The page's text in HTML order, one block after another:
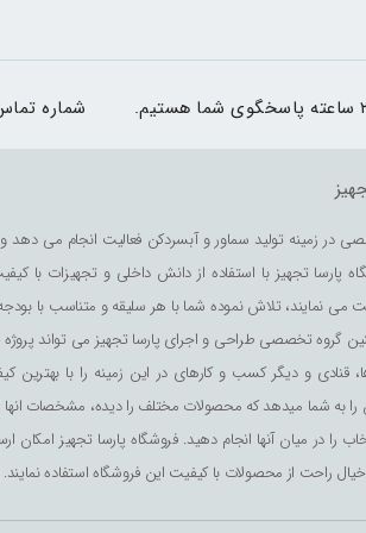
شماره
در زمینه تولید سماور و آبسردکن فعالیت انجام می
پارسا تجهیز با استفاده از دانش داخلی و تجهیزات با
می نمایند، تلاش نموده شما با هر سلیقه و متناسب با
گروه تخصصی طراحی و اجرای پارسا تجهیز می تواند
و دیگر کسب و کارهای در این زمینه را با بهترین
به شما میدهد که محصولات مختلف را دیده، مشخصات انها را
را در میان آنها انجام دهید. فروشگاه پارسا تجهیز
خیال راحت از محصولات با کیفیت این فروشگاه استفاده